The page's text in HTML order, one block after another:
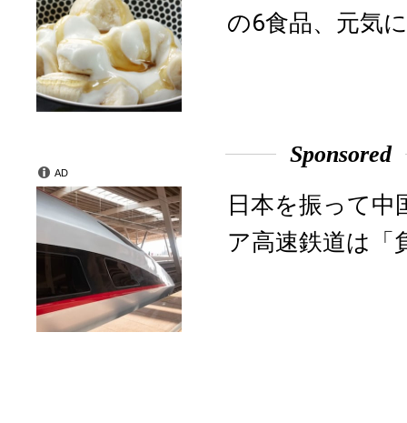
の6食品、元気
Sponsored
日本を振って
ア高速鉄道は「
AD